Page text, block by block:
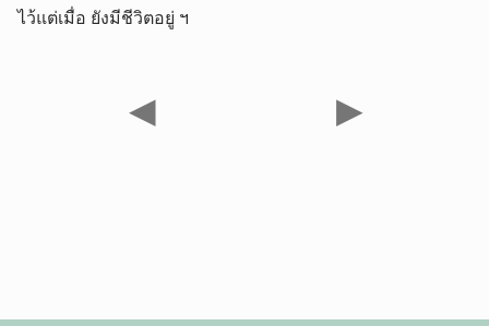
ไว้แต่เมื่อ ยังมีชีวิตอยู่ ฯ
◀ ▶